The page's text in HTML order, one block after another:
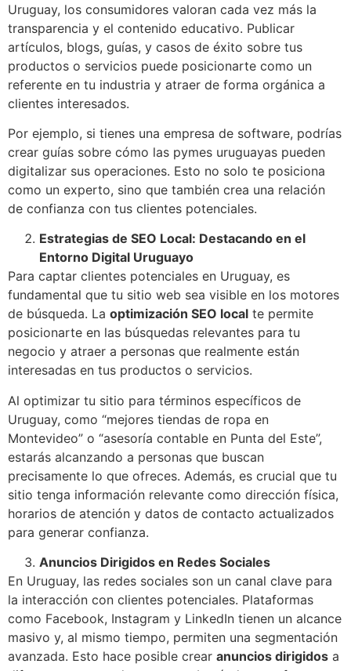
Uruguay, los consumidores valoran cada vez más la
transparencia y el contenido educativo. Publicar
artículos, blogs, guías, y casos de éxito sobre tus
productos o servicios puede posicionarte como un
referente en tu industria y atraer de forma orgánica a
clientes interesados.
Por ejemplo, si tienes una empresa de software, podrías
crear guías sobre cómo las pymes uruguayas pueden
digitalizar sus operaciones. Esto no solo te posiciona
como un experto, sino que también crea una relación
de confianza con tus clientes potenciales.
Estrategias de SEO Local: Destacando en el
Entorno Digital Uruguayo
Para captar clientes potenciales en Uruguay, es
fundamental que tu sitio web sea visible en los motores
de búsqueda. La optimización SEO local te permite
posicionarte en las búsquedas relevantes para tu
negocio y atraer a personas que realmente están
interesadas en tus productos o servicios.
Al optimizar tu sitio para términos específicos de
Uruguay, como “mejores tiendas de ropa en
Montevideo” o “asesoría contable en Punta del Este”,
estarás alcanzando a personas que buscan
precisamente lo que ofreces. Además, es crucial que tu
sitio tenga información relevante como dirección física,
horarios de atención y datos de contacto actualizados
para generar confianza.
Anuncios Dirigidos en Redes Sociales
En Uruguay, las redes sociales son un canal clave para
la interacción con clientes potenciales. Plataformas
como Facebook, Instagram y LinkedIn tienen un alcance
masivo y, al mismo tiempo, permiten una segmentación
avanzada. Esto hace posible crear anuncios dirigidos a